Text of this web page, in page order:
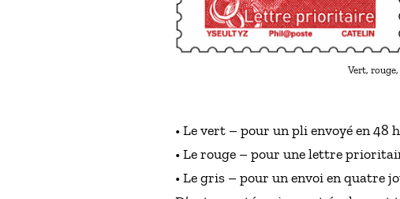
Vert,
• Le vert – pour un pli envoyé en 48
• Le rouge – pour une lettre
• Le gris – pour un envoi en quatre